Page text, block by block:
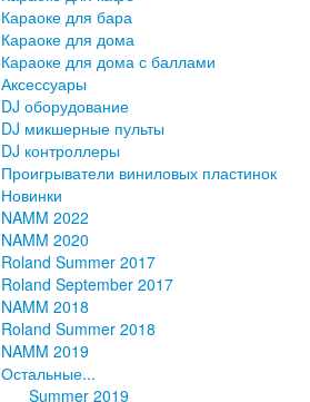
Караоке для бара
Караоке для дома
Караоке для дома с баллами
Аксессуары
DJ оборудование
DJ микшерные пульты
DJ контроллеры
Проигрыватели виниловых пластинок
Новинки
NAMM 2022
NAMM 2020
Roland Summer 2017
Roland September 2017
NAMM 2018
Roland Summer 2018
NAMM 2019
Остальные...
Summer 2019